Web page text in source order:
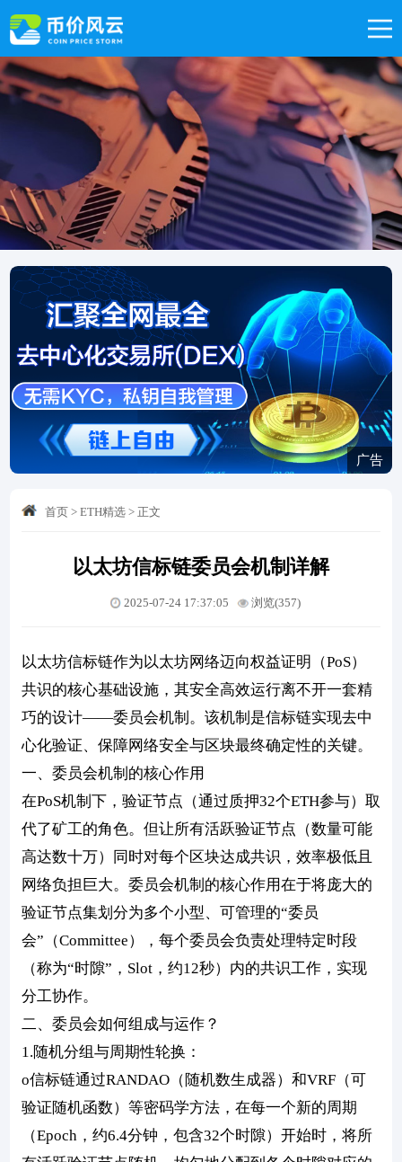
广告
首页> ETH精选> 正文
以太坊信标链委员会机制详解
2025-07-24 17:37:05 浏览(357)
以太坊信标链作为以太坊网络迈向权益证明（PoS）
共识的核心基础设施，其安全高效运行离不开一套精
巧的设计——委员会机制。该机制是信标链实现去中
心化验证、保障网络安全与区块最终确定性的关键。
一、委员会机制的核心作用
在PoS机制下，验证节点（通过质押32个ETH参与）取
代了矿工的角色。但让所有活跃验证节点（数量可能
高达数十万）同时对每个区块达成共识，效率极低且
网络负担巨大。委员会机制的核心作用在于将庞大的
验证节点集划分为多个小型、可管理的“委员
会”（Committee），每个委员会负责处理特定时段
（称为“时隙”，Slot，约12秒）内的共识工作，实现
分工协作。
二、委员会如何组成与运作？
1.随机分组与周期性轮换：
o信标链通过RANDAO（随机数生成器）和VRF（可
验证随机函数）等密码学方法，在每一个新的周期
（Epoch，约6.4分钟，包含32个时隙）开始时，将所